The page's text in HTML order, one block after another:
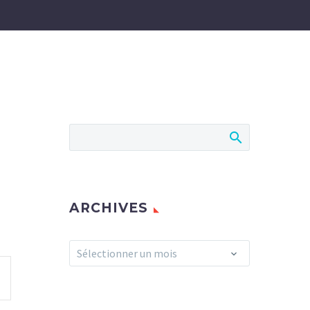
ARCHIVES
Archives
Sélectionner un mois